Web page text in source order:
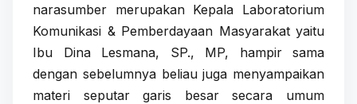
narasumber merupakan Kepala Laboratorium
Komunikasi & Pemberdayaan Masyarakat yaitu
Ibu Dina Lesmana, SP., MP, hampir sama
dengan sebelumnya beliau juga menyampaikan
materi seputar garis besar secara umum